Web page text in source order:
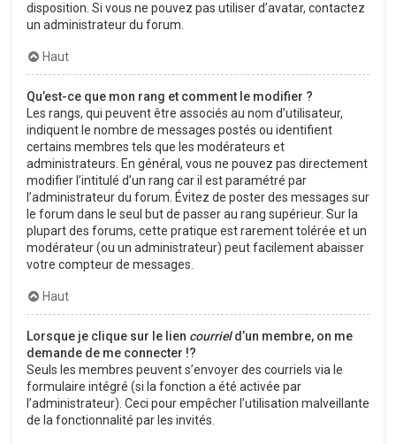
disposition. Si vous ne pouvez pas utiliser d’avatar, contactez
un administrateur du forum.
Haut
Qu’est-ce que mon rang et comment le modifier ?
Les rangs, qui peuvent être associés au nom d’utilisateur,
indiquent le nombre de messages postés ou identifient
certains membres tels que les modérateurs et
administrateurs. En général, vous ne pouvez pas directement
modifier l’intitulé d’un rang car il est paramétré par
l’administrateur du forum. Évitez de poster des messages sur
le forum dans le seul but de passer au rang supérieur. Sur la
plupart des forums, cette pratique est rarement tolérée et un
modérateur (ou un administrateur) peut facilement abaisser
votre compteur de messages.
Haut
Lorsque je clique sur le lien courrield’un membre, on me
demande de me connecter !?
Seuls les membres peuvent s’envoyer des courriels via le
formulaire intégré (si la fonction a été activée par
l’administrateur). Ceci pour empêcher l’utilisation malveillante
de la fonctionnalité par les invités.